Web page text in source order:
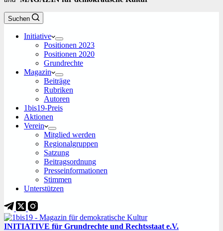
Suchen
Initiative
Positionen 2023
Positionen 2020
Grundrechte
Magazin
Beiträge
Rubriken
Autoren
1bis19-Preis
Aktionen
Verein
Mitglied werden
Regionalgruppen
Satzung
Beitragsordnung
Presseinformationen
Stimmen
Unterstützen
INITIATIVE für Grundrechte und Rechtsstaat e.V.